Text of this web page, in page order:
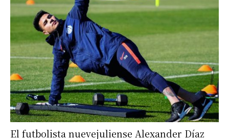
El futbolista nuevejuliense Alexander Díaz